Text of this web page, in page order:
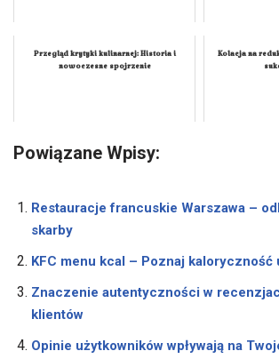
Przegląd krytyki kulinarnej: Historia i
nowoczesne spojrzenie
Kolacja na
Powiązane Wpisy:
Restauracje francuskie Warszawa –
skarby
KFC menu kcal – Poznaj kaloryczność
Znaczenie autentyczności w
klientów
Opinie użytkowników wpływają na